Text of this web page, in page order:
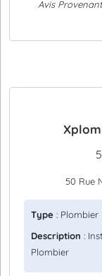
Avis
50 Rue
Type : Plombier
Description :
Plombier